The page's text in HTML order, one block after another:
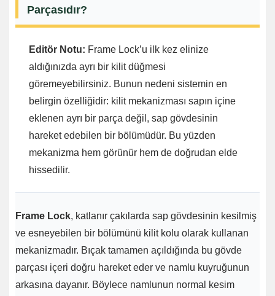
Parçasıdır?
Editör Notu: Frame Lock’u ilk kez elinize
aldığınızda ayrı bir kilit düğmesi
göremeyebilirsiniz. Bunun nedeni sistemin en
belirgin özelliğidir: kilit mekanizması sapın içine
eklenen ayrı bir parça değil, sap gövdesinin
hareket edebilen bir bölümüdür. Bu yüzden
mekanizma hem görünür hem de doğrudan elde
hissedilir.
Frame Lock, katlanır çakılarda sap gövdesinin kesilmiş
ve esneyebilen bir bölümünü kilit kolu olarak kullanan
mekanizmadır. Bıçak tamamen açıldığında bu gövde
parçası içeri doğru hareket eder ve namlu kuyruğunun
arkasına dayanır. Böylece namlunun normal kesim